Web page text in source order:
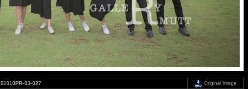
03-027
Original Image